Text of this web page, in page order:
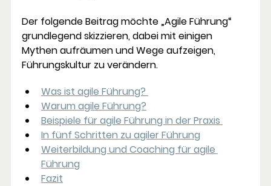
Der folgende Beitrag möchte „Agile Führung“
grundlegend skizzieren, dabei mit einigen
Mythen aufräumen und Wege aufzeigen,
Führungskultur zu verändern.
Was ist agile Führung?
Warum agile Führung?
Beispiele für agile Führung in der Praxis
In fünf Schritten zu agiler Führung
Weiterbildung und Coaching für agile
Führung
Fazit